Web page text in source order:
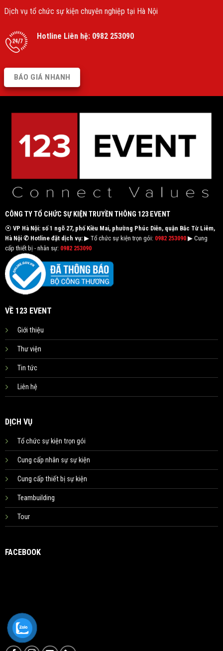
Dịch vụ tổ chức sự kiện chuyên nghiệp tại Hà Nội
Hotline Liên hệ: 0982 253090
BÁO GIÁ NHANH
CÔNG TY TỔ CHỨC SỰ KIỆN TRUYỀN THÔNG 123 EVENT
⦿ VP Hà Nội: số 1 ngõ 27, phố Kiều Mai, phường Phúc Diễn, quận Bắc Từ Liêm,
Hà Nội ✆ Hotline đặt dịch vụ:▶ Tổ chức sự kiện trọn gói: 0982 253090▶ Cung
cấp thiết bị - nhân sự: 0982 253090
VỀ 123 EVENT
Giới thiệu
Thư viện
Tin tức
Liên hệ
DỊCH VỤ
Tổ chức sự kiện trọn gói
Cung cấp nhân sự sự kiện
Cung cấp thiết bị sự kiện
Teambuilding
Tour
FACEBOOK